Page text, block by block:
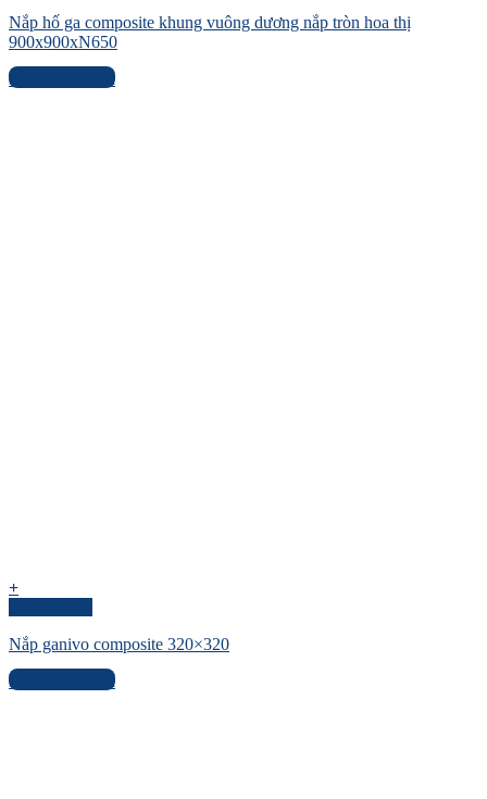
Nắp hố ga composite khung vuông dương nắp tròn hoa thị
900x900xN650
Liên hệ báo giá
+
Nắp ganivo composite 320×320
Liên hệ báo giá